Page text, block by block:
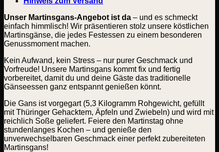
Unser Martinsgans-Angebot ist da – und es schmeckt
einfach himmlisch! Wir präsentieren stolz unsere köstlichen
Martinsgänse, die jedes Festessen zu einem besonderen
Genussmoment machen.
Kein Aufwand, kein Stress – nur purer Geschmack und
Vorfreude! Unsere Martinsgans kommt fix und fertig
vorbereitet, damit du und deine Gäste das traditionelle
Gänseessen ganz entspannt genießen könnt.
Die Gans ist vorgegart (5,3 Kilogramm Rohgewicht, gefüllt
mit Thüringer Gehacktem, Äpfeln und Zwiebeln) und wird mit
reichlich Soße geliefert. Feiere den Martinstag ohne
stundenlanges Kochen – und genieße den
unverwechselbaren Geschmack einer perfekt zubereiteten
Martinsgans!